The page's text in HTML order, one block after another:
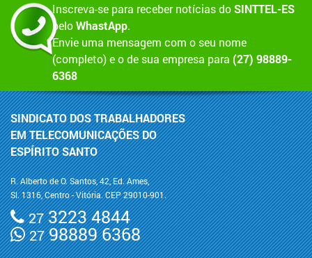
Inscreva-se para receber notícias doSINTTEL-ES
peloWhastApp.
Envie uma mensagem com o seu nome
(completo) e o de sua empresa para (27) 98889-
6368
SINDICATO DOS TRABALHADORES
EM TELECOMUNICAÇÕES DO
ESPÍRITO SANTO
R. Alberto de O. Santos, 42, Ed. Ames,
Sl. 1316, Centro - Vitória. CEP 29010-901.
273223 4844
2798889 6368